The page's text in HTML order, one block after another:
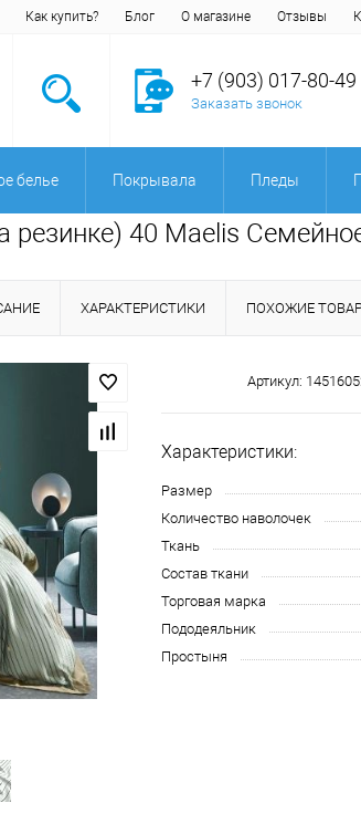
Как купить? Блог О магазине Отзывы
+7 (903) 017-80-49
Заказать звонок
белье Покрывала Пледы
40 Maelis
ХАРАКТЕРИСТИКИ ПОХОЖИЕ
Артикул:
Характеристики:
Размер
Количество наволочек
Ткань
Состав ткани
Торговая марка
Пододеяльник
Простыня